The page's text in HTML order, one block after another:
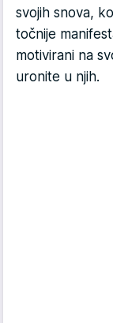
svojih snova,
točnije
motivirani na
uronite u njih.